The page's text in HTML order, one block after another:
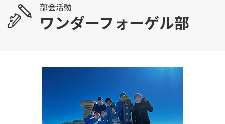
部会活動
ワンダーフォーゲル部